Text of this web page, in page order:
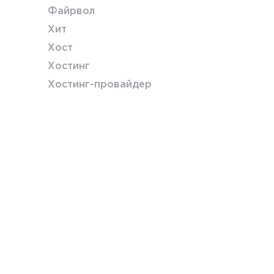
Файрвол
Хит
Хост
Хостинг
Хостинг-провайдер